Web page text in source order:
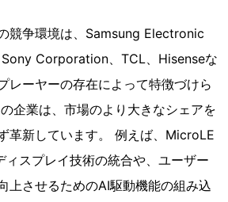
競争環境は、Samsung Electronic
Corporation、TCL、Hisenseな
レーヤーの存在によって特徴づけら
企業は、市場のより大きなシェアを
革新しています。 例えば、MicroLE
ィスプレイ技術の統合や、ユーザー
上させるためのAI駆動機能の組み込